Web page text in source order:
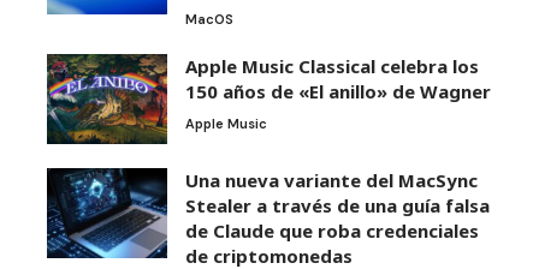
MacOS
Apple Music Classical celebra los
150 años de «El anillo» de Wagner
Apple Music
Una nueva variante del MacSync
Stealer a través de una guía falsa
de Claude que roba credenciales
de criptomonedas